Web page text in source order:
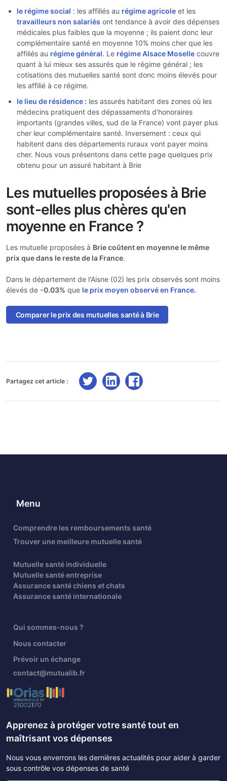
le régime social : les affiliés au régime agricole et les
travailleurs non salariés ont tendance à avoir des dépenses
médicales plus faibles que la moyenne ; ils paient donc leur
complémentaire santé en moyenne 10% moins cher que les
affiliés au régime général. Le régime Alsace Moselle couvre
quant à lui mieux ses assurés que le régime général ; les
cotisations des mutuelles santé sont donc moins élevés pour
les affilié à ce régime.
le lieu de résidence : les assurés habitant des zones où les
médecins pratiquent des dépassements d'honoraires
importants (grandes villes, sud de la France) vont payer plus
cher leur complémentaire santé. Inversement : ceux qui
habitent dans des départements ruraux vont payer moins
cher. Nous vous présentons dans cette page quelques prix
obtenu pour un assuré habitant à Brie
Les mutuelles proposées à Brie
sont-elles plus chères qu'en
moyenne en France ?
Les mutuelle proposées à Brie coûtent en moyenne le même
prix que dans le reste de la France.
Dans le département de l'Aisne (02) les prix observés sont moins
élevés de -0.03% que le prix moyen observé en France.
Comparer le prix des mutuelles santé à Brie
Partagez cet article :
Menu
Comprendre les remboursements santé
Trouver une meilleure mutuelle santé
Mutuelle santé individuelle
Mutuelle santé entreprise
Assurance santé chiens et chats
Assurance santé internationale
Qui sommes-nous ?
Nous contacter
Prévoir un échange
contact@mutualib.fr
Apprenez à protéger votre santé tout en
maîtrisant vos dépenses
Nous vous enverrons les dernières actualités pour aider à garder
sous contrôle vos dépenses de santé